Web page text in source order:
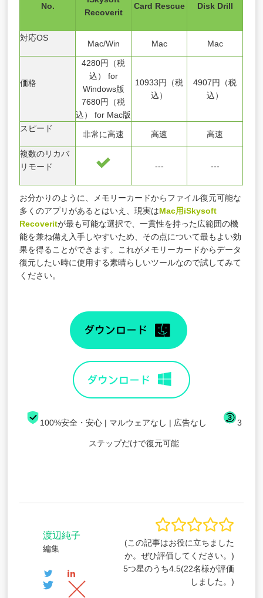
No.
Recoverit
Card Rescue Disk Drill
対応OS
Mac/Win Mac Mac
価格
4280円（税
込） for
Windows版
7680円（税
込） for Mac版
10933円（税
込）
4907円（税
込）
スピード
非常に高速 高速 高速
複数のリカバ
リモード
--- ---
お分かりのように、メモリーカードからファイル復元可能な
多くのアプリがあるとはいえ、現実はMac用iSkysoft
Recoveritが最も可能な選択で、一貫性を持った広範囲の機
能を兼ね備え入手しやすいため、その点について最もよい効
果を得ることができます。これがメモリーカードからデータ
復元したい時に使用する素晴らしいツールなので試してみて
ください。
100%安全・安心 | マルウェアなし | 広告なし 3
ステップだけで復元可能
渡辺純子
編集
(この記事はお役に立ちました
か。ぜひ評価してください。)
5つ星のうち4.5(22名様が評価
しました。)